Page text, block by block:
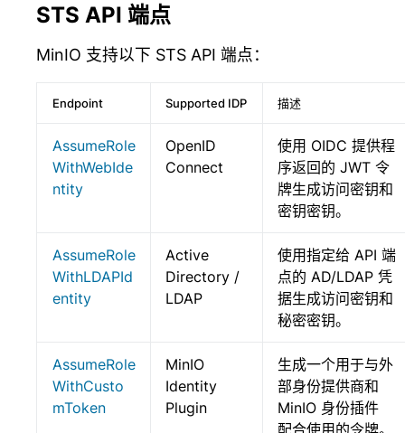
STS API 端点
MinIO 支持以下 STS API 端点：
Endpoint Supported IDP 描述
AssumeRole
WithWebIde
ntity
OpenID
Connect
使用 OIDC 提供程
序返回的 JWT 令
牌生成访问密钥和
密钥密钥。
AssumeRole
WithLDAPId
entity
Active
Directory /
LDAP
使用指定给 API 端
点的 AD/LDAP 凭
据生成访问密钥和
秘密密钥。
AssumeRole
WithCusto
mToken
MinIO
Identity
Plugin
生成一个用于与外
部身份提供商和
MinIO 身份插件
配合使用的令牌。